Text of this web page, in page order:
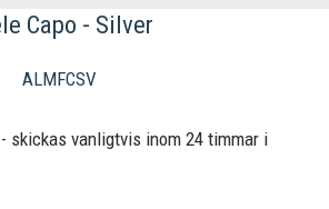
Capo - Silver
ALMFCSV
skickas vanligtvis inom 24 timmar i